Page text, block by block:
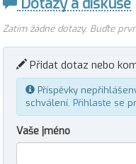
Dotazy a diskuse
Zatím žádné dotazy. Buďte
Přidat dotaz nebo
Příspěvky
schválení. Přihlaste se
Vaše jméno